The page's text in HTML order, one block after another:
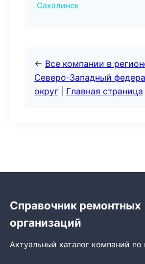
Сахалинск
← Все компании в
Северо-Западный
округ
Главная страница
Справочник ремонтных
организаций
Актуальный каталог компаний по